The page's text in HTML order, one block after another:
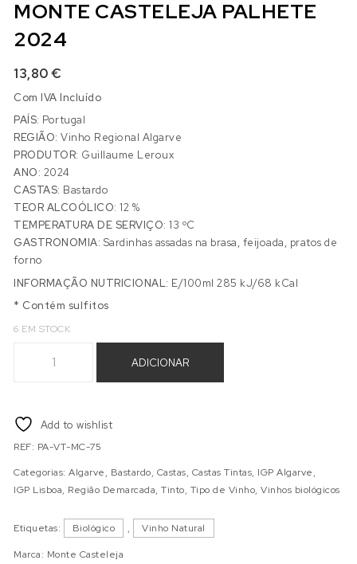
MONTE CASTELEJA PALHETE
2024
13,80€
Com IVA Incluído
PAÍS: Portugal
REGIÃO: Vinho Regional Algarve
PRODUTOR: Guillaume Leroux
ANO: 2024
CASTAS: Bastardo
TEOR ALCOÓLICO:12 %
TEMPERATURA DE SERVIÇO: 13 ºC
GASTRONOMIA: Sardinhas assadas na brasa, feijoada, pratos de
forno
INFORMAÇÃO NUTRICIONAL: E/100ml 285 kJ/68 kCal
* Contém sulfitos
6 EM STOCK
ADICIONAR
Add to wishlist
REF: PA-VT-MC-75
Categorias:Algarve, Bastardo, Castas, Castas Tintas, IGP Algarve,
IGP Lisboa, Região Demarcada,Tinto, Tipo de Vinho,Vinhos biológicos
Etiquetas: Biológico , Vinho Natural
Marca: Monte Casteleja